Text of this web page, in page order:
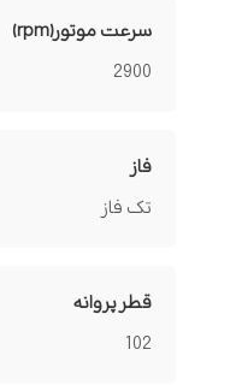
سرعت موتور(rpm)
2900
فاز
تک فاز
قطر پروانه
102